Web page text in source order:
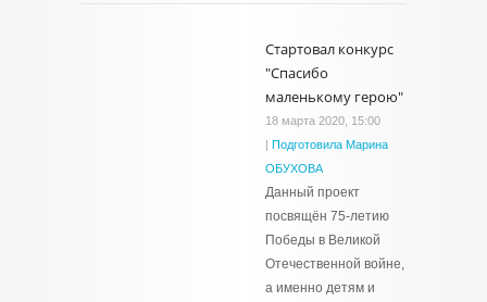
Стартовал конкурс
"Спасибо
маленькому герою"
18 марта 2020, 15:00
| Подготовила Марина
ОБУХОВА
Данный проект
посвящён 75-летию
Победы в Великой
Отечественной войне,
а именно детям и